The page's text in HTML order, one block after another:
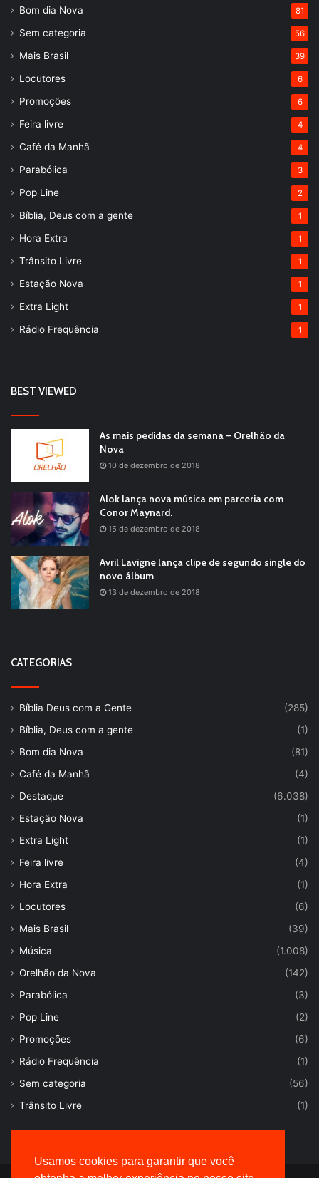
Usamos cookies para garantir que você
Bom dia Nova 81
Sem categoria 56
Mais Brasil 39
Locutores 6
Promoções 6
Feira livre 4
Café da Manhã 4
Parabólica 3
Pop Line 2
Bíblia, Deus com a gente 1
Hora Extra 1
Trânsito Livre 1
Estação Nova 1
Extra Light 1
Rádio Frequência 1
BEST VIEWED
As mais pedidas da semana – Orelhão da
Nova
10 de dezembro de 2018
Alok lança nova música em parceria com
Conor Maynard.
15 de dezembro de 2018
Avril Lavigne lança clipe de segundo single do
novo álbum
13 de dezembro de 2018
CATEGORIAS
Bíblia Deus com a Gente
(285)
Bíblia, Deus com a gente
(1)
Bom dia Nova
(81)
Café da Manhã
(4)
Destaque
(6.038)
Estação Nova
(1)
Extra Light
(1)
Feira livre
(4)
Hora Extra
(1)
Locutores
(6)
Mais Brasil
(39)
Música
(1.008)
Orelhão da Nova
(142)
Parabólica
(3)
Pop Line
(2)
Promoções
(6)
Rádio Frequência
(1)
Sem categoria
(56)
Trânsito Livre
(1)